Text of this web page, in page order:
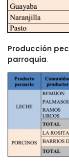
Producción
parroquia.